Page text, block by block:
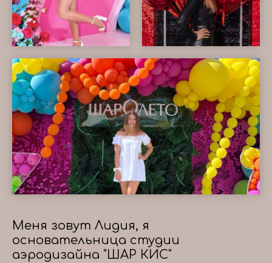
Меня зовут Лидия, я
основательница студии
аэродизайна "ШАР КИС"